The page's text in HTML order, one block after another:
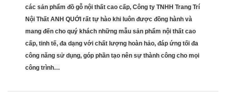
các sản phẩm đồ gỗ nội thất cao cấp, Công ty TNHH Trang Trí
Nội Thất ANH QUỚI rất tự hào khi luôn được đồng hành và
mang đến cho quý khách những mẫu sản phẩm nội thất cao
cấp, tinh tế, đa dạng với chất lượng hoàn hảo, đáp ứng tối đa
công năng sử dụng, góp phần tạo nên sự thành công cho mọi
công trình…